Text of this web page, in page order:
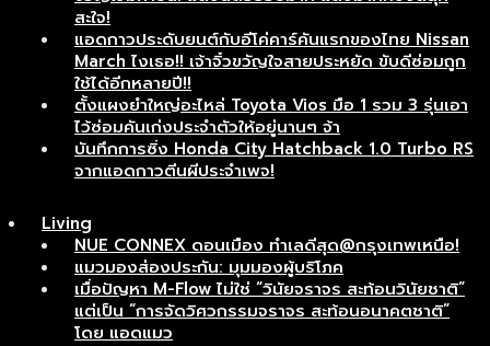
สะใจ!
แอดกาวประดับยนต์กับอีโค่คาร์คันแรกของไทย Nissan
March ไงเธอ!! เจ้าจิ๋วขวัญใจสายประหยัด ขับดีซ่อมถูก
ใช้ได้อีกหลายปี!!
ตั้งแผงยำใหญ่อะไหล่ Toyota Vios มือ 1 รวม 3 รุ่นเอา
ไว้ซ่อมคันเก่งประจำตัวให้อยู่นานๆ จ้า
บันทึกการซิ่ง Honda City Hatchback 1.0 Turbo RS
จากแอดกาวตีนผีประจำเพจ!
Living
NUE CONNEX ดอนเมือง ทำเลดีสุด@กรุงเทพเหนือ!
แมวมองส่องประกัน: มุมมองผู้บริโภค
เมื่อปัญหา M-Flow ไม่ใช่ “วินัยจราจร สะท้อนวินัยชาติ”
แต่เป็น “การจัดวิศวกรรมจราจร สะท้อนอนาคตชาติ”
โดย แอดแมว